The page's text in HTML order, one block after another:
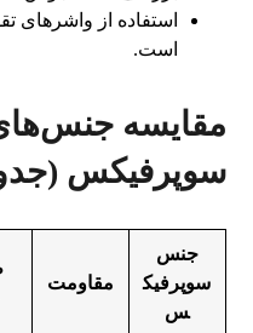
استفاده از واشرهای
است.
مقایسه
سوپرفیکس
جنس
سوپرفیک
س
مقاومت